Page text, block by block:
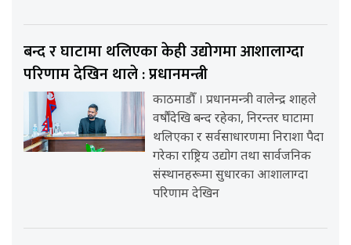
बन्द र घाटामा थलिएका केही उद्योगमा आशालाग्दा
परिणाम देखिन थाले : प्रधानमन्त्री
काठमाडौँ । प्रधानमन्त्री वालेन्द्र शाहले
वर्षौंदेखि बन्द रहेका, निरन्तर घाटामा
थलिएका र सर्वसाधारणमा निराशा पैदा
गरेका राष्ट्रिय उद्योग तथा सार्वजनिक
संस्थानहरूमा सुधारका आशालाग्दा
परिणाम देखिन